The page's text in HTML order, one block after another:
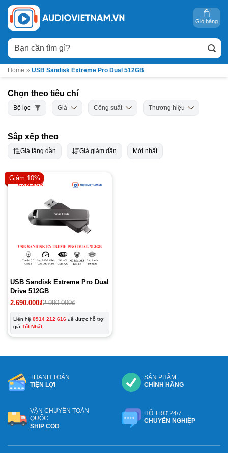
Bỏ
qua
nội
dung
Tìm
kiếm:
Giỏ hàng
Home » USB Sandisk Extreme Pro Dual 512GB
Chọn theo tiêu chí
Bộ lọc Giá Công suất Thương hiệu
Sắp xếp theo
Giá tăng dần Giá giảm dần Mới nhất
Giảm 10%
USB Sandisk Extreme Pro Dual
Drive 512GB
2.990.000₫
Giá
gốc
là:
2.990.000₫.
2.690.000₫
Giá
hiện
tại
là:
2.690.000₫.
Liên hệ 0914 212 616 để được hỗ trợ
giá Tốt Nhất
THANH TOÁN
TIỆN LỢI
SẢN PHẨM
CHÍNH HÃNG
VẬN CHUYỂN TOÀN
QUỐC
SHIP COD
HỖ TRỢ 24/7
CHUYÊN NGHIỆP